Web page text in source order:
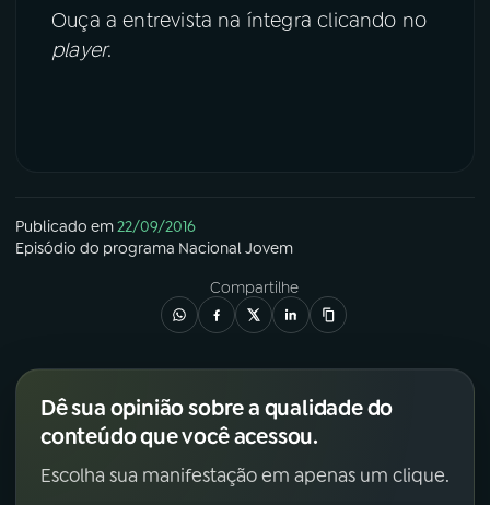
TikTok
Ouça a entrevista na íntegra clicando no
player.
Publicado em22/09/2016
Episódio do programa Nacional Jovem
Compartilhe
Dê sua opinião sobre a qualidade do
conteúdo que você acessou.
Escolha sua manifestação em apenas um clique.